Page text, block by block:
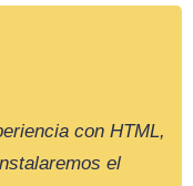
con HTML,
el